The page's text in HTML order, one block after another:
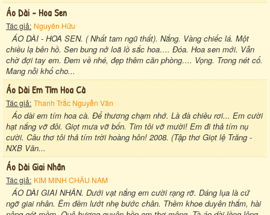
Áo Dài - Hoa Sen
Tác giả: Nguyên Hữu
ÁO DÀI - HOA SEN. ( Nhất tam ngũ thất). Nắng. Vàng chiếc lá. Một
chiều lạ bên hồ. Sen bung nở loã lồ sắc hoa…. Đóa. Hoa sen mới. Vẫn
chờ đợi tay em. Đem về nhé, đẹp thêm căn phòng…. Vọng. Trong nét cổ.
Mang nỗi khổ cho...
Áo Dài Em Tím Hoa Cà
Tác giả: Thanh Trắc Nguyễn Văn
Áo dài em tím hoa cà. Để thương chạm nhớ. Là đà chiều rơi... Em cười
hạt nắng vỡ đôi. Giọt mưa vỡ bốn. Tim tôi vỡ mười! Em đi thả tím nụ
cười. Câu thơ tôi thả tím trời hoàng hôn! 2008. (Tập thơ Giọt lệ Trăng -
NXB Văn...
Áo Dài Giai Nhân
Tác giả: KIM MINH CHÂU NAM
ÁO DÀI GIAI NHÂN. Dưới vạt nắng em cười rạng rỡ. Dáng lụa là cứ
ngỡ giai nhân. Êm đềm lướt nhẹ bước chân. Thềm khoe duyên thắm, hài